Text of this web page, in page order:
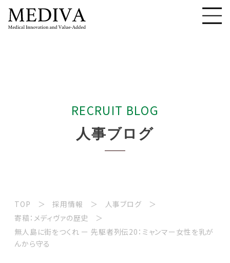
RECRUIT BLOG
人事ブロ グ
TOP 採用情報
人事ブログ
寄稿：メディヴァの歴史
無人島に街をつくれ ー 先駆者列伝20：ミャンマー女性を乳が
んから守る